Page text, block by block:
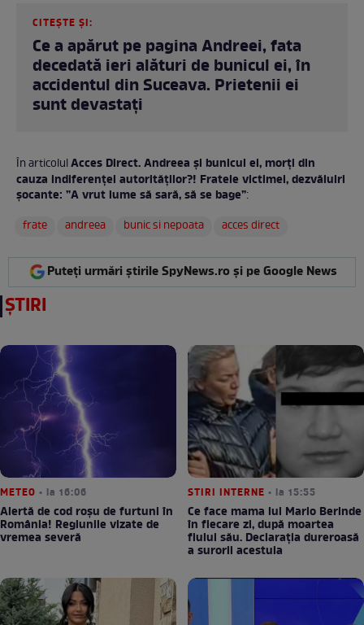
CITEȘTE ȘI:
Ce a apărut pe pagina Andreei, fata
decedată ieri alături de bunicul ei, în
accidentul din Suceava. Prietenii ei
sunt devastați
În articolulAcces Direct. Andreea și bunicul ei, morți din
cauza indiferenței autorităților?! Fratele victimei, dezvăluiri
șocante: ”A vrut lume să sară, să se bage”:
frate
andreea bunic si nepoata acces direct
Puteți urmări știrile SpyNews.ro și pe Google News
ȘTIRI
METEO • la 16:06
Alertă de cod roșu de furtuni în
România! Regiunile vizate de
vremea severă
STIRI INTERNE • la 15:55
Ce face mama lui Mario Berinde
în fiecare zi, după moartea
fiului său. Declarația dureroasă
a surorii acestuia